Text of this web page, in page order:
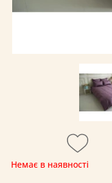
Немає в наявності